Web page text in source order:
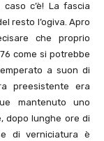
c’è! La fascia
resto l’ogiva. Apro
che proprio
come si potrebbe
a suon di
preesistente era
mantenuto uno
dopo lunghe ore di
di verniciatura è